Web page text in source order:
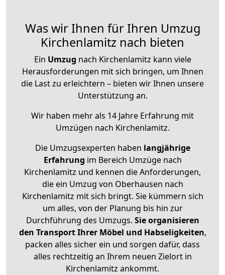
Was wir Ihnen für Ihren Umzug
Kirchenlamitz nach bieten
Ein Umzug nach Kirchenlamitz kann viele
Herausforderungen mit sich bringen, um Ihnen
die Last zu erleichtern – bieten wir Ihnen unsere
Unterstützung an.
Wir haben mehr als 14 Jahre Erfahrung mit
Umzügen nach Kirchenlamitz.
Die Umzugsexperten haben langjährige
Erfahrung im Bereich Umzüge nach
Kirchenlamitz und kennen die Anforderungen,
die ein Umzug von Oberhausen nach
Kirchenlamitz mit sich bringt. Sie kümmern sich
um alles, von der Planung bis hin zur
Durchführung des Umzugs. Sie organisieren
den Transport Ihrer Möbel und Habseligkeiten,
packen alles sicher ein und sorgen dafür, dass
alles rechtzeitig an Ihrem neuen Zielort in
Kirchenlamitz ankommt.